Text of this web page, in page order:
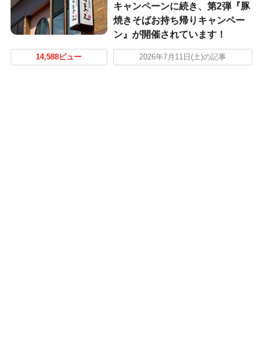
キャンペーンに続き、第2弾『豚
焼きそばお持ち帰りキャンペー
ン』が開催されています！
14,588ビュー 2026年7月11日(土)の記事